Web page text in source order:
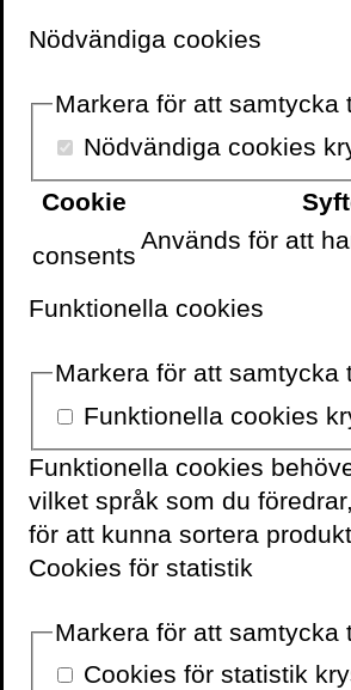
VOLANTE
Nödvändiga cookies
Markera för att
Nödvändiga cookies
Cookie
consents
Används för att
Funktionella cookies
Markera för att
Funktionella cookies
Funktionella cookies
vilket språk som du
för att kunna sortera
Cookies för statistik
Markera för att
Cookies för statistik